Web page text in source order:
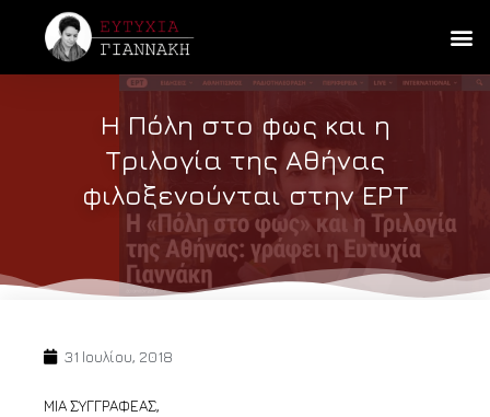
Η Πόλη στο φως και η
Τριλογία της Αθήνας
φιλοξενούνται στην ΕΡΤ
31 Ιουλίου, 2018
ΜΙΑ ΣΥΓΓΡΑΦΕΑΣ,